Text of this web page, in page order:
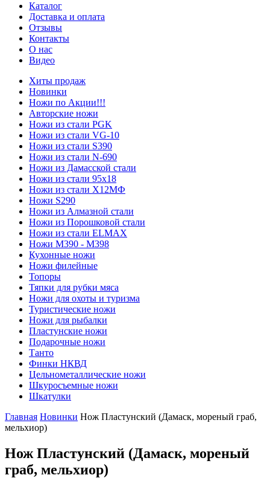
Каталог
Доставка и оплата
Отзывы
Контакты
О нас
Видео
Хиты продаж
Новинки
Ножи по Акции!!!
Авторские ножи
Ножи из стали PGK
Ножи из стали VG-10
Ножи из стали S390
Ножи из стали N-690
Ножи из Дамасской стали
Ножи из стали 95х18
Ножи из стали Х12МФ
Ножи S290
Ножи из Алмазной стали
Ножи из Порошковой стали
Ножи из стали ELMAX
Ножи М390 - М398
Кухонные ножи
Ножи филейные
Топоры
Тяпки для рубки мяса
Ножи для охоты и туризма
Туристические ножи
Ножи для рыбалки
Пластунские ножи
Подарочные ножи
Танто
Финки НКВД
Цельнометаллические ножи
Шкуросъемные ножи
Шкатулки
Главная Новинки Нож Пластунский (Дамаск, мореный граб,
мельхиор)
Нож Пластунский (Дамаск, мореный
граб, мельхиор)